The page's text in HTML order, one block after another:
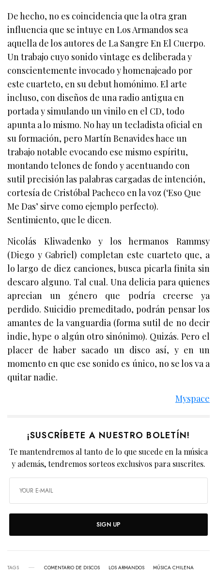
De hecho, no es coincidencia que la otra gran
influencia que se intuye en Los Armandos sea
aquella de los autores de La Sangre En El Cuerpo.
Un trabajo cuyo sonido vintage es deliberada y
conscientemente invocado y homenajeado por
este cuarteto, en su debut homónimo. El arte
incluso, con diseños de una radio antigua en
portada y simulando un vinilo en el CD, todo
apunta a lo mismo. No hay un tecladista oficial en
su formación, pero Martín Benavides hace un
trabajo notable evocando ese mismo espíritu,
montando telones de fondo y acentuando con
sutil precisión las palabras cargadas de intención,
cortesía de Cristóbal Pacheco en la voz (‘Eso Que
Me Das’ sirve como ejemplo perfecto).
Sentimiento, que le dicen.
Nicolás Kliwadenko y los hermanos Rammsy
(Diego y Gabriel) completan este cuarteto que, a
lo largo de diez canciones, busca picarla finita sin
descaro alguno. Tal cual. Una delicia para quienes
aprecian un género que podría creerse ya
perdido. Suicidio premeditado, podrán pensar los
amantes de la vanguardia (forma sutil de no decir
indie, hype o algún otro sinónimo). Quizás. Pero el
placer de haber sacado un disco así, y en un
momento en que ese sonido es único, no se los va a
quitar nadie.
Myspace
¡SUSCRÍBETE A NUESTRO BOLETÍN!
Te mantendremos al tanto de lo que sucede en la música
y además, tendremos sorteos exclusivos para suscrites.
SIGN UP
TAGS COMENTARIO DE DISCOS LOS ARMANDOS MÚSICA CHILENA